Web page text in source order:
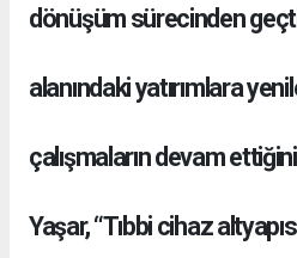
dönüşüm sürecinden
alanındaki yatırımlara
çalışmaların devam
Yaşar, “Tıbbi cihaz